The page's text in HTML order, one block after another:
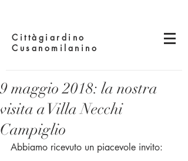
Cittàgiardino
Cusanomilanino
9 maggio 2018: la nostra
visita a Villa Necchi
Campiglio
Abbiamo ricevuto un piacevole invito: